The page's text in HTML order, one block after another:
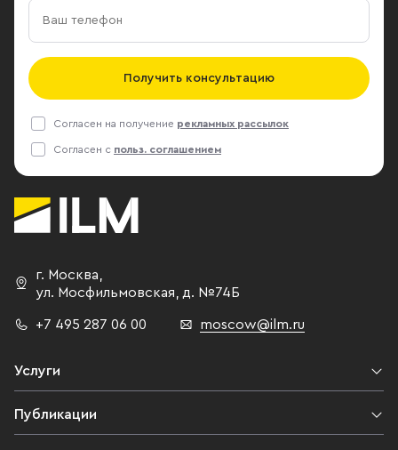
Получить консультацию
Согласен на получение рекламных рассылок
Согласен с польз. соглашением
г. Москва
ул. Мосфильмовская,
д. №74Б
+7 495 287 06 00 moscow@ilm.ru
Услуги
Публикации